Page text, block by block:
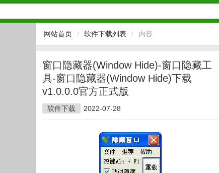
网站首页 / 软件下载列表 / 内容
窗口隐藏器(Window Hide)-窗口隐藏工
具-窗口隐藏器(Window Hide)下载
v1.0.0.0官方正式版
软件下载 2022-07-28